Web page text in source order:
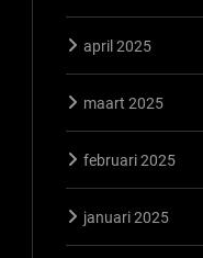
april 2025
maart 2025
februari 2025
januari 2025